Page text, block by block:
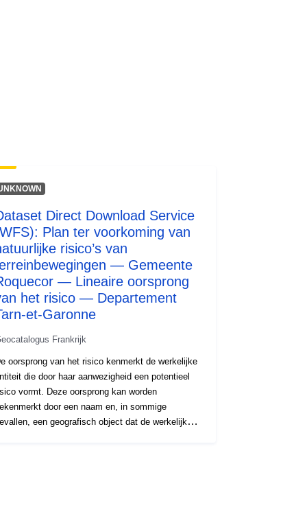
Direct Download Service
Plan ter voorkoming van
risico’s van
— Gemeente
— Lineaire oorsprong
het risico — Departement
et-Garonne
Frankrijk
oorsprong van het risico kenmerkt de werkelijke
die door haar aanwezigheid een potentieel
vormt. Deze oorsprong kan worden
door een naam en, in sommige
een geografisch object dat de werkelijke